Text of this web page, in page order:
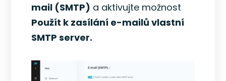
mail (SMTP) a aktivujte možnost
Použít k zasílání e-mailů vlastní
SMTP server.